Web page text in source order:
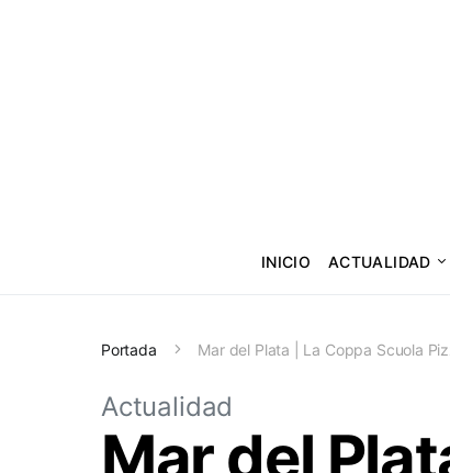
INICIO ACTUALIDAD
Portada Mar del Plata | La Coppa Scuola
Actualidad
Mar del